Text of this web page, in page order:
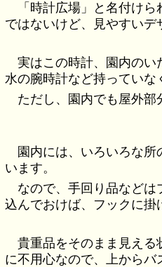
「時計広場」と名付け
ではないけど、見やすいデ
実はこの時計、園内の
水の腕時計など持っていな
ただし、園内でも屋外部
園内には、いろいろな
います。
なので、手回り品などは
込んでおけば、フックに掛
貴重品をそのまま見え
に不用心なので、上からバ